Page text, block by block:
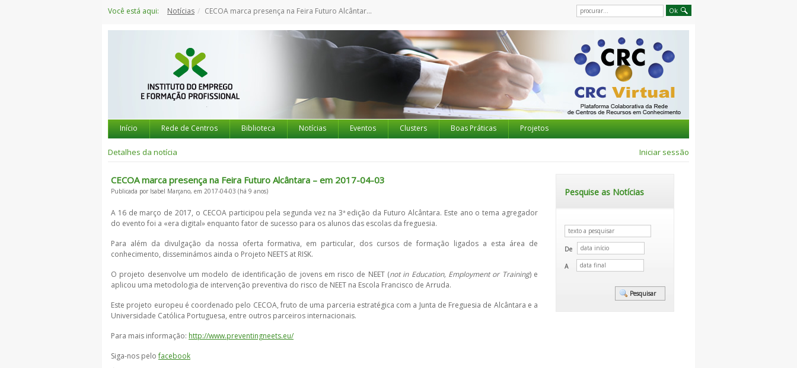
para
Você está aqui: Notícias CECOA marca presença na Feira Futuro Alcântara - em 2017-04-03
Início Rede de Centros Biblioteca Notícias Eventos Clusters Boas Práticas Projetos
Detalhes da notícia Iniciar sessão
CECOA marca presença na Feira Futuro Alcântara – em 2017-04-03
Publicada por Isabel Marçano, em 2017-04-03 (há 9 anos)
A 16 de março de 2017, o CECOA participou pela segunda vez na 3ª edição da Futuro Alcântara. Este ano o tema agregador
do evento foi a «era digital» enquanto fator de sucesso para os alunos das escolas da freguesia.
Para além da divulgação da nossa oferta formativa, em particular, dos cursos de formação ligados a esta área de
conhecimento, disseminámos ainda o Projeto NEETS at RISK.
O projeto desenvolve um modelo de identificação de jovens em risco de NEET (not in Education, Employment or Training) e
aplicou uma metodologia de intervenção preventiva do risco de NEET na Escola Francisco de Arruda.
Este projeto europeu é coordenado pelo CECOA, fruto de uma parceria estratégica com a Junta de Freguesia de Alcântara e a
Universidade Católica Portuguesa, entre outros parceiros internacionais.
Para mais informação: http://www.preventingneets.eu/
Siga-nos pelofacebook
Pesquise as Notícias
De
A